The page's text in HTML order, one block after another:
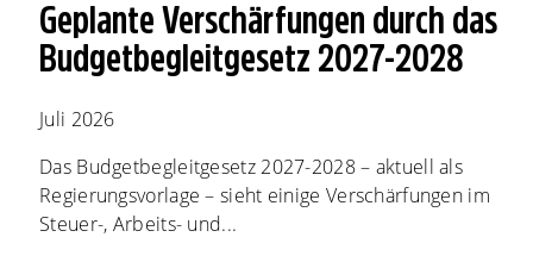
Geplante Verschärfungen durch das
Budgetbegleitgesetz 2027-2028
Juli 2026
Das Budgetbegleitgesetz 2027-2028 – aktuell als
Regierungsvorlage – sieht einige Verschärfungen im
Steuer-, Arbeits- und...